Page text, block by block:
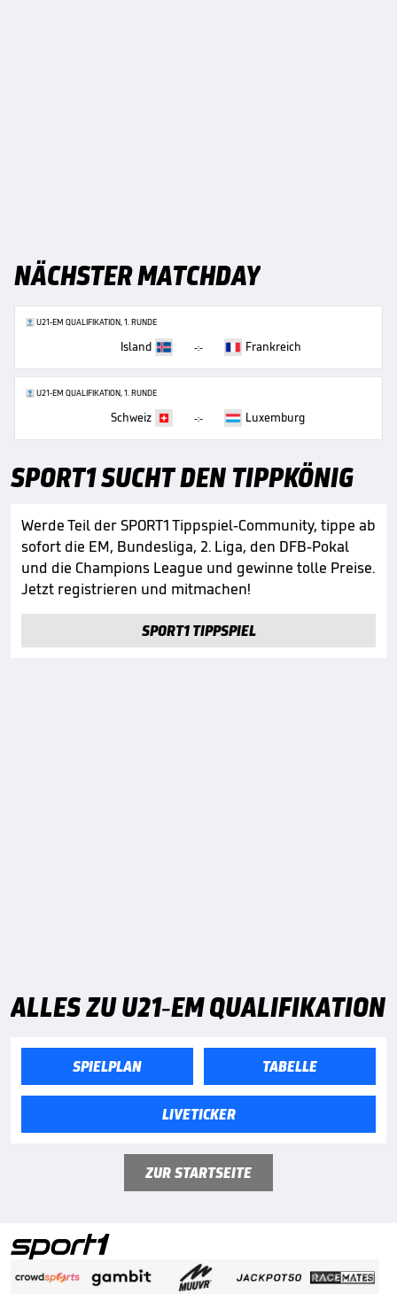
NÄCHSTER MATCHDAY
U21-EM QUALIFIKATION, 1. RUNDE
Island -:- Frankreich
U21-EM QUALIFIKATION, 1. RUNDE
Schweiz -:- Luxemburg
SPORT1 SUCHT DEN TIPPKÖNIG
Werde Teil der SPORT1 Tippspiel-Community, tippe ab
sofort die EM, Bundesliga, 2. Liga, den DFB-Pokal
und die Champions League und gewinne tolle Preise.
Jetzt registrieren und mitmachen!
SPORT1 TIPPSPIEL
ALLES ZU U21-EM QUALIFIKATION
SPIELPLAN TABELLE
LIVETICKER
ZUR STARTSEITE